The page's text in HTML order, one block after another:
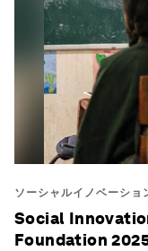
ソーシャルイノベーショ
Social
Foundation